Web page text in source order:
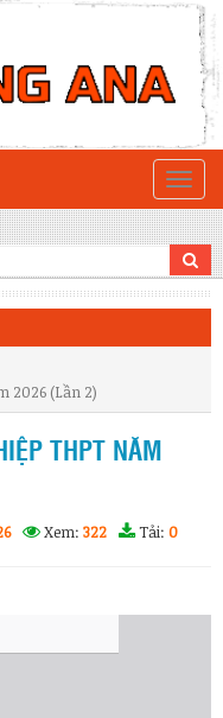
2026 (Lần 2)
THPT NĂM
Xem: 322 Tải: 0